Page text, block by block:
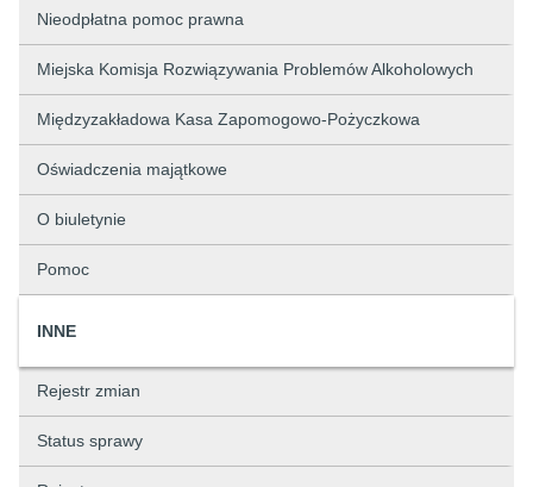
Nieodpłatna pomoc prawna
Miejska Komisja Rozwiązywania Problemów Alkoholowych
Międzyzakładowa Kasa Zapomogowo-Pożyczkowa
Oświadczenia majątkowe
O biuletynie
Pomoc
INNE
Rejestr zmian
Status sprawy